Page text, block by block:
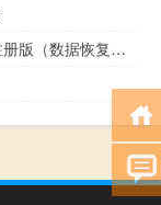
数据恢复精灵软件破解版 V4.4.0.435 永久注册版（数据恢复精灵软件破解版 V4.4.0.435 永久注册版功能简介）